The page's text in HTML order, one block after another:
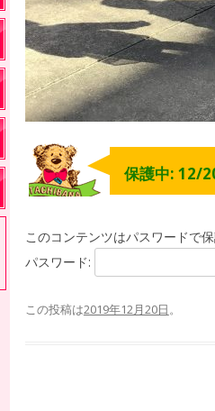
保護中: 12/
このコンテンツはパスワードで
パスワード:
この投稿は2019年12月20日。